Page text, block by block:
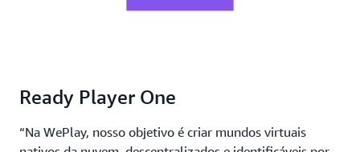
Ready Player One
“Na WePlay, nosso objetivo é criar mundos virtuais